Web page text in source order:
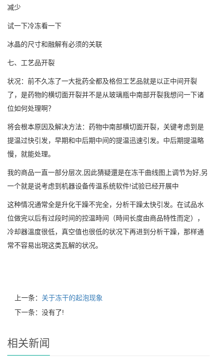
减少
试一下冷冻看一下
冰晶的尺寸和融解有必须的关联
七、工艺品开裂
状况：前不久冻了一大批药全都及格但工艺品就是以正中间开裂
了，是药物的横切面开裂并不是从玻璃瓶中南部开裂我想问一下诸
位如何处理啊？
将会根本原因及解决方法：药物中南部横切面开裂，关键考虑到是
提温过快引发，早期和中后期中间的提温迅速引发。中后期提温略
慢，就能处理。
我的商品一直一部分层次,因此猜疑還是在冻干曲线图上调节为好,另
一个就是说考虑到机器设备传温系统软件!试验已经开展中
这种情况通常全是升化干躁不完全，分析干躁太快引发。在试品水
位做完以后有过段时间的控温時间（時间长度由商品特性而定），
冷却器溫度很低，真空值也很低的状况下再进到分析干躁，那样通
常不容易出現这类瓦解的状况。
上一条： 关于冻干的起泡现象
下一条：没有了!
相关新闻